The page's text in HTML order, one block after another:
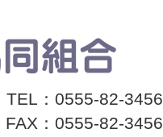
TEL：0555-82-3456
FAX：0555-82-3456